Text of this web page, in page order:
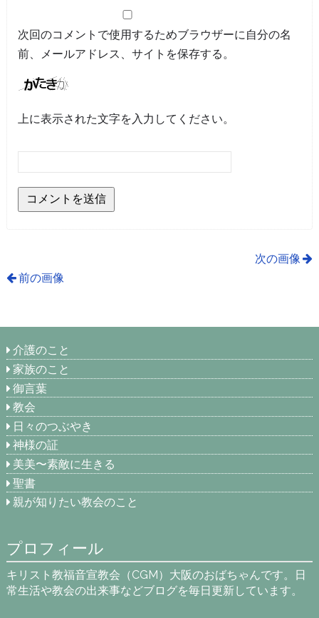
次回のコメントで使用するためブラウザーに自分の名
前、メールアドレス、サイトを保存する。
上に表示された文字を入力してください。
次の画像
前の画像
介護のこと
家族のこと
御言葉
教会
日々のつぶやき
神様の証
美美〜素敵に生きる
聖書
親が知りたい教会のこと
プロフィール
キリスト教福音宣教会（CGM）大阪のおばちゃんです。日
常生活や教会の出来事などブログを毎日更新しています。